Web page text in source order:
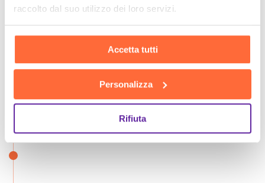
raccolto dal suo utilizzo dei loro servizi.
Accetta tutti
Personalizza
Rifiuta